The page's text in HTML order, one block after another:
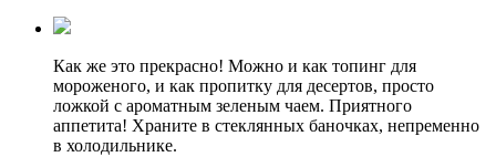
Как же это прекрасно! Можно и как топинг для
мороженого, и как пропитку для десертов, просто
ложкой с ароматным зеленым чаем. Приятного
аппетита! Храните в стеклянных баночках, непременно
в холодильнике.